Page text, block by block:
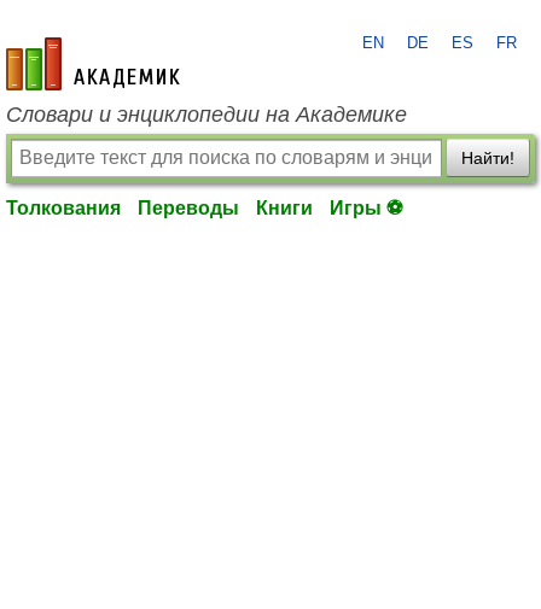
academic.ru
EN DE ES FR
Словари и энциклопедии на Академике
Найти!
Толкования Переводы Книги Игры ⚽